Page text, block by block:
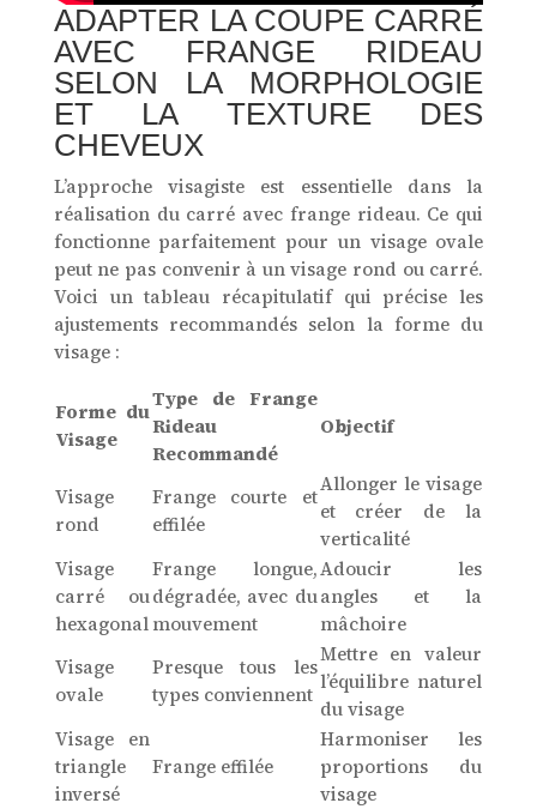
ADAPTER LA COUPE CARRÉ
AVEC FRANGE RIDEAU
SELON LA MORPHOLOGIE
ET LA TEXTURE DES
CHEVEUX
L’approche visagiste est essentielle dans la
réalisation du carré avec frange rideau. Ce qui
fonctionne parfaitement pour un visage ovale
peut ne pas convenir à un visage rond ou carré.
Voici un tableau récapitulatif qui précise les
ajustements recommandés selon la forme du
visage :
Forme du
Visage
Type de Frange
Rideau
Recommandé
Objectif
Visage
rond
Frange courte et
effilée
Allonger le visage
et créer de la
verticalité
Visage
carré ou
hexagonal
Frange longue,
dégradée, avec du
mouvement
Adoucir les
angles et la
mâchoire
Visage
ovale
Presque tous les
types conviennent
Mettre en valeur
l’équilibre naturel
du visage
Visage en
triangle
inversé
Frange effilée
Harmoniser les
proportions du
visage